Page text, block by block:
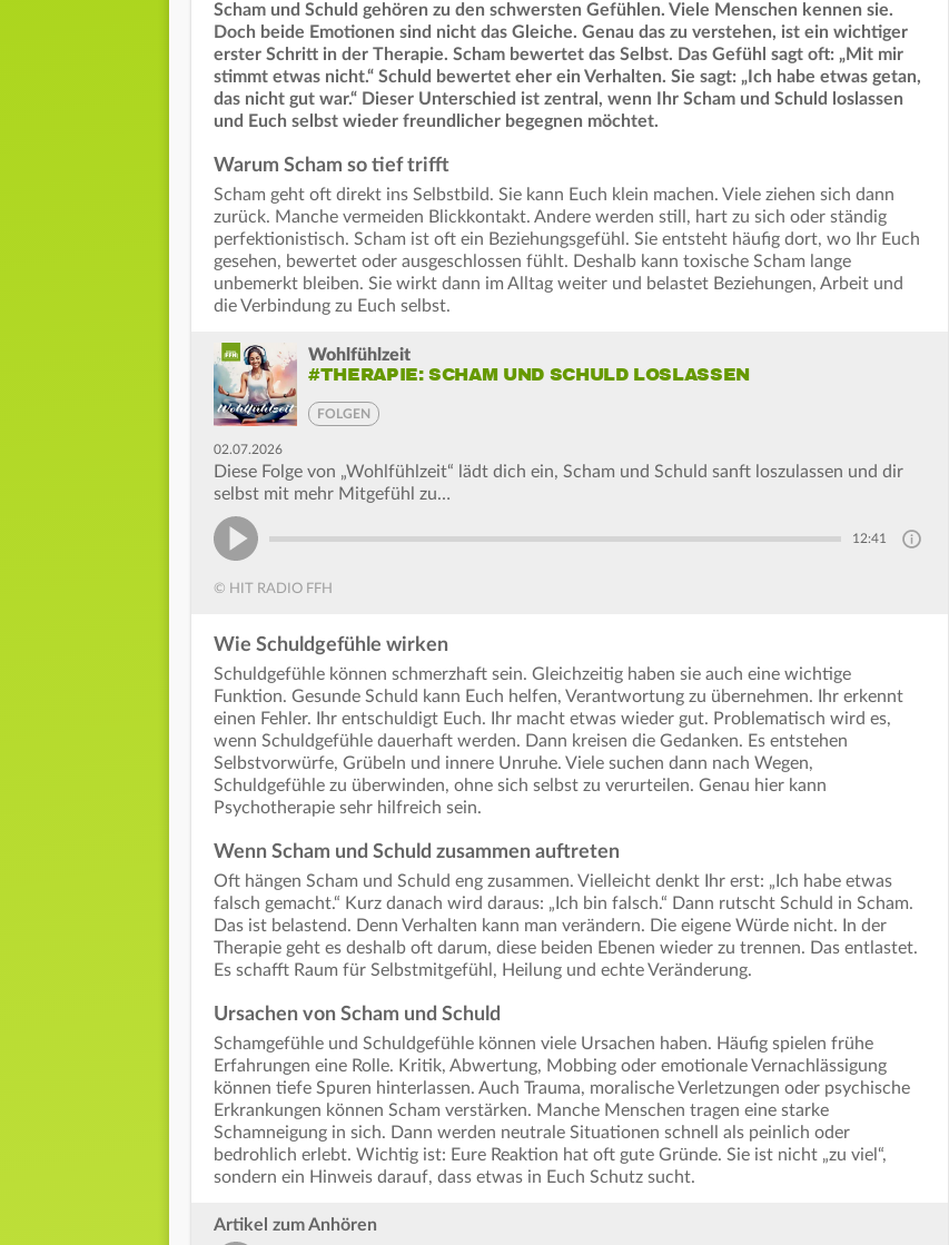
Scham und Schuld gehören zu den schwersten Gefühlen. Viele Menschen kennen sie.
Doch beide Emotionen sind nicht das Gleiche. Genau das zu verstehen, ist ein wichtiger
erster Schritt in der Therapie. Scham bewertet das Selbst. Das Gefühl sagt oft: „Mit mir
stimmt etwas nicht.“ Schuld bewertet eher ein Verhalten. Sie sagt: „Ich habe etwas getan,
das nicht gut war.“ Dieser Unterschied ist zentral, wenn Ihr Scham und Schuld loslassen
und Euch selbst wieder freundlicher begegnen möchtet.
Warum Scham so tief trifft
Scham geht oft direkt ins Selbstbild. Sie kann Euch klein machen. Viele ziehen sich dann
zurück. Manche vermeiden Blickkontakt. Andere werden still, hart zu sich oder ständig
perfektionistisch. Scham ist oft ein Beziehungsgefühl. Sie entsteht häufig dort, wo Ihr Euch
gesehen, bewertet oder ausgeschlossen fühlt. Deshalb kann toxische Scham lange
unbemerkt bleiben. Sie wirkt dann im Alltag weiter und belastet Beziehungen, Arbeit und
die Verbindung zu Euch selbst.
Wohlfühlzeit
#THERAPIE: SCHAM UND SCHULD LOSLASSEN
FOLGEN
02.07.2026
Diese Folge von „Wohlfühlzeit“ lädt dich ein, Scham und Schuld sanft loszulassen und dir
selbst mit mehr Mitgefühl zu…
12:41
© HIT RADIO FFH
Wie Schuldgefühle wirken
Schuldgefühle können schmerzhaft sein. Gleichzeitig haben sie auch eine wichtige
Funktion. Gesunde Schuld kann Euch helfen, Verantwortung zu übernehmen. Ihr erkennt
einen Fehler. Ihr entschuldigt Euch. Ihr macht etwas wieder gut. Problematisch wird es,
wenn Schuldgefühle dauerhaft werden. Dann kreisen die Gedanken. Es entstehen
Selbstvorwürfe, Grübeln und innere Unruhe. Viele suchen dann nach Wegen,
Schuldgefühle zu überwinden, ohne sich selbst zu verurteilen. Genau hier kann
Psychotherapie sehr hilfreich sein.
Wenn Scham und Schuld zusammen auftreten
Oft hängen Scham und Schuld eng zusammen. Vielleicht denkt Ihr erst: „Ich habe etwas
falsch gemacht.“ Kurz danach wird daraus: „Ich bin falsch.“ Dann rutscht Schuld in Scham.
Das ist belastend. Denn Verhalten kann man verändern. Die eigene Würde nicht. In der
Therapie geht es deshalb oft darum, diese beiden Ebenen wieder zu trennen. Das entlastet.
Es schafft Raum für Selbstmitgefühl, Heilung und echte Veränderung.
Ursachen von Scham und Schuld
Schamgefühle und Schuldgefühle können viele Ursachen haben. Häufig spielen frühe
Erfahrungen eine Rolle. Kritik, Abwertung, Mobbing oder emotionale Vernachlässigung
können tiefe Spuren hinterlassen. Auch Trauma, moralische Verletzungen oder psychische
Erkrankungen können Scham verstärken. Manche Menschen tragen eine starke
Schamneigung in sich. Dann werden neutrale Situationen schnell als peinlich oder
bedrohlich erlebt. Wichtig ist: Eure Reaktion hat oft gute Gründe. Sie ist nicht „zu viel“,
sondern ein Hinweis darauf, dass etwas in Euch Schutz sucht.
Artikel zum Anhören